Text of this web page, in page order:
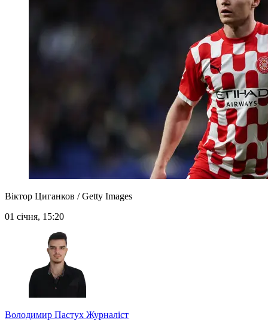
Віктор Циганков / Getty Images
01 січня, 15:20
Володимир Пастух Журналіст